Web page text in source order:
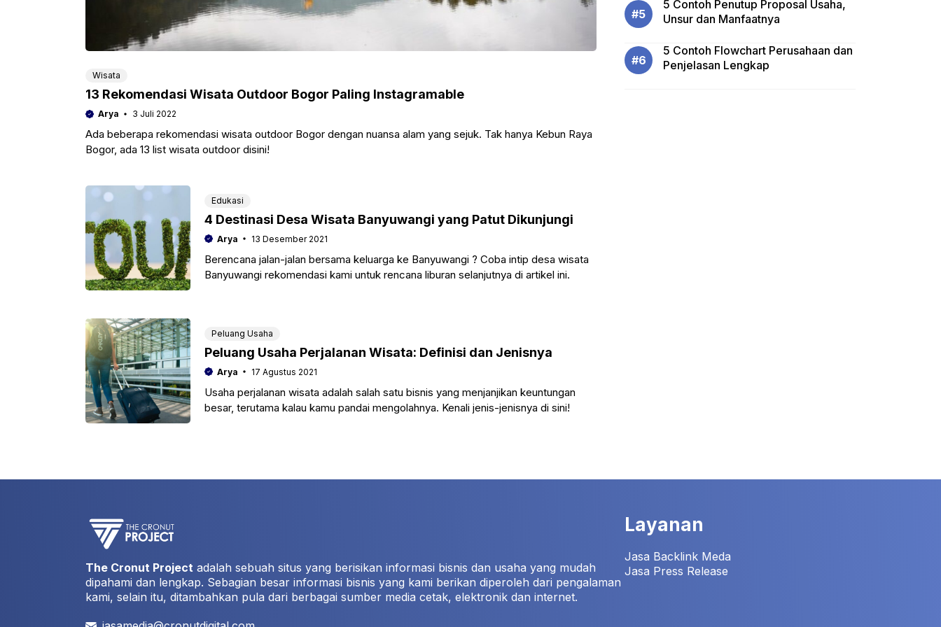
Wisata
13 Rekomendasi Wisata Outdoor Bogor Paling Instagramable
Arya 3 Juli 2022
Ada beberapa rekomendasi wisata outdoor Bogor dengan nuansa alam yang sejuk. Tak hanya Kebun Raya
Bogor, ada 13 list wisata outdoor disini!
Edukasi
4 Destinasi Desa Wisata Banyuwangi yang Patut Dikunjungi
Arya 13 Desember 2021
Berencana jalan-jalan bersama keluarga ke Banyuwangi ? Coba intip desa wisata
Banyuwangi rekomendasi kami untuk rencana liburan selanjutnya di artikel ini.
Peluang Usaha
Peluang Usaha Perjalanan Wisata: Definisi dan Jenisnya
Arya 17 Agustus 2021
Usaha perjalanan wisata adalah salah satu bisnis yang menjanjikan keuntungan
besar, terutama kalau kamu pandai mengolahnya. Kenali jenis-jenisnya di sini!
5 Contoh Penutup Proposal Usaha,
Unsur dan Manfaatnya
5 Contoh Flowchart Perusahaan dan
Penjelasan Lengkap
The Cronut Project adalah sebuah situs yang berisikan informasi bisnis dan usaha yang mudah
dipahami dan lengkap. Sebagian besar informasi bisnis yang kami berikan diperoleh dari pengalaman
kami, selain itu, ditambahkan pula dari berbagai sumber media cetak, elektronik dan internet.
Layanan
Jasa Backlink Meda
Jasa Press Release